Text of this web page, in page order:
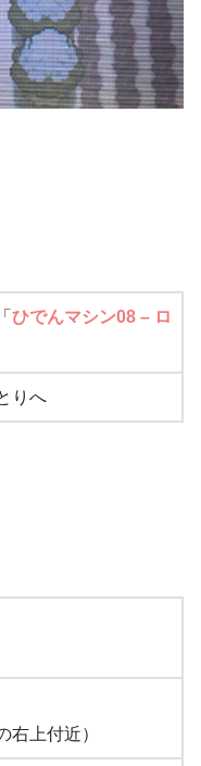
ひでんマシン08 – ロ
りへ
右上付近）